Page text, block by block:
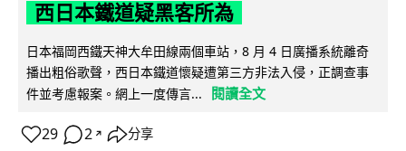
西日本鐵道疑黑客所為
日本福岡西鐵天神大牟田線兩個車站，8 月 4 日廣播系統離奇
播出粗俗歌聲，西日本鐵道懷疑遭第三方非法入侵，正調查事
件並考慮報案。網上一度傳言...
閱讀全文
29 2 ↗ 分享